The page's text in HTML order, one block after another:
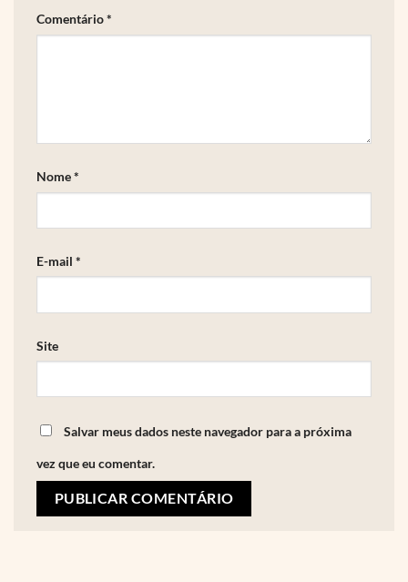
Comentário*
Nome*
E-mail *
Site
Salvar meus dados neste navegador para a próxima
vez que eu comentar.